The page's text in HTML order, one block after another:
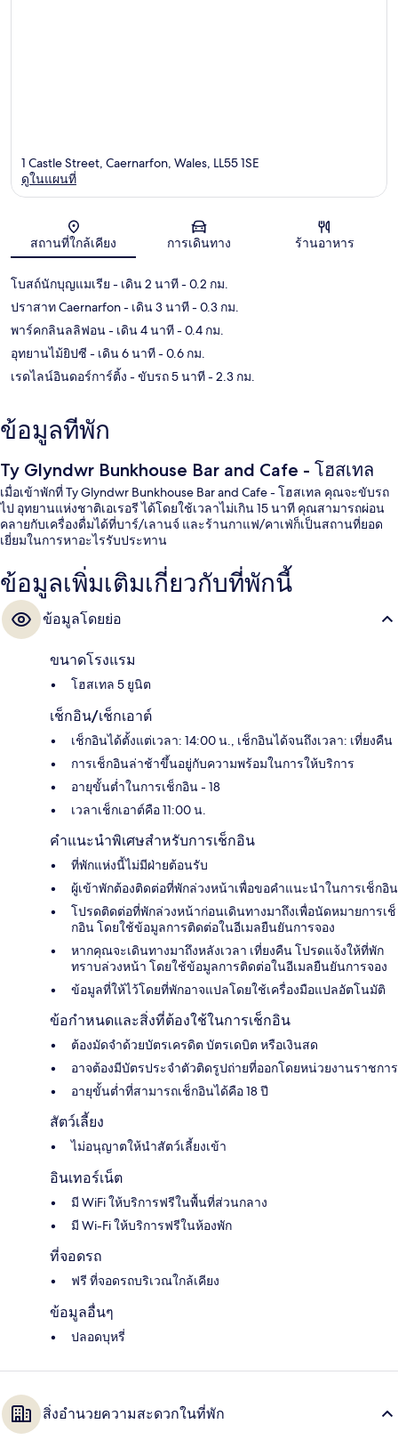
แผนที่
1 Castle Street, Caernarfon, Wales, LL55 1SE
ดูในแผนที่
สถานที่ใกล้เคียง การเดินทาง ร้านอาหาร
โบสถ์นักบุญแมเรีย - เดิน 2 นาที- 0.2 กม.
ปราสาท Caernarfon- เดิน 3 นาที- 0.3 กม.
พาร์คกลินลลิฟอน- เดิน 4 นาที- 0.4 กม.
อุทยานไม้ยิปซี - เดิน 6 นาที- 0.6 กม.
เรดไลน์อินดอร์การ์ติ้ง - ขับรถ 5 นาที- 2.3 กม.
ข้อมูลที่พัก
Ty Glyndwr Bunkhouse Bar and Cafe - โฮสเทล
เมื่อเข้าพักที่ Ty Glyndwr Bunkhouse Bar and Cafe - โฮสเทล คุณจะขับรถ
ไป อุทยานแห่งชาติเอเรอรี ได้โดยใช้เวลาไม่เกิน 15 นาที คุณสามารถผ่อน
คลายกับเครื่องดื่มได้ที่บาร์/เลานจ์ และร้านกาแฟ/คาเฟ่ก็เป็นสถานที่ยอด
เยี่ยมในการหาอะไรรับประทาน
ข้อมูลเพิ่มเติมเกี่ยวกับที่พักนี้
ข้อมูลโดยย่อ
ขนาดโรงแรม
โฮสเทล 5 ยูนิต
เช็กอิน/เช็กเอาต์
เช็กอินได้ตั้งแต่เวลา: 14:00 น., เช็กอินได้จนถึงเวลา: เที่ยงคืน
การเช็กอินล่าช้าขึ้นอยู่กับความพร้อมในการให้บริการ
อายุขั้นต่ำในการเช็กอิน - 18
เวลาเช็กเอาต์คือ 11:00 น.
คำแนะนำพิเศษสำหรับการเช็กอิน
ที่พักแห่งนี้ไม่มีฝ่ายต้อนรับ
ผู้เข้าพักต้องติดต่อที่พักล่วงหน้าเพื่อขอคำแนะนำในการเช็กอิน
โปรดติดต่อที่พักล่วงหน้าก่อนเดินทางมาถึงเพื่อนัดหมายการเช็
กอิน โดยใช้ข้อมูลการติดต่อในอีเมลยืนยันการจอง
หากคุณจะเดินทางมาถึงหลังเวลา เที่ยงคืน โปรดแจ้งให้ที่พัก
ทราบล่วงหน้า โดยใช้ข้อมูลการติดต่อในอีเมลยืนยันการจอง
ข้อมูลที่ให้ไว้โดยที่พักอาจแปลโดยใช้เครื่องมือแปลอัตโนมัติ
ข้อกำหนดและสิ่งที่ต้องใช้ในการเช็กอิน
ต้องมัดจำด้วยบัตรเครดิต บัตรเดบิต หรือเงินสด
อาจต้องมีบัตรประจำตัวติดรูปถ่ายที่ออกโดยหน่วยงานราชการ
อายุขั้นต่ำที่สามารถเช็กอินได้คือ 18 ปี
สัตว์เลี้ยง
ไม่อนุญาตให้นำสัตว์เลี้ยงเข้า
อินเทอร์เน็ต
มี WiFi ให้บริการฟรีในพื้นที่ส่วนกลาง
มี Wi-Fi ให้บริการฟรีในห้องพัก
ที่จอดรถ
ฟรี ที่จอดรถบริเวณใกล้เคียง
ข้อมูลอื่นๆ
ปลอดบุหรี่
สิ่งอำนวยความสะดวกในที่พัก